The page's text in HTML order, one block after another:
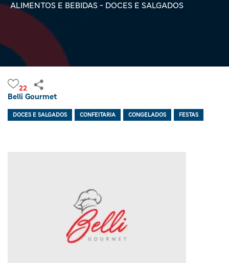
ALIMENTOS E BEBIDAS - DOCES E SALGADOS
22
Belli Gourmet
DOCES E SALGADOS CONFEITARIA CONGELADOS FESTAS